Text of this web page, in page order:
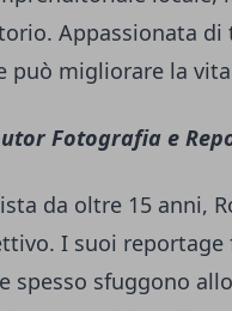
Appassionata
può migliorare la
Fotografia e
da oltre 15 anni,
I suoi
spesso sfuggono